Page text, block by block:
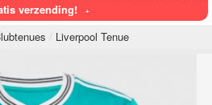
verzending!
Liverpool Tenue